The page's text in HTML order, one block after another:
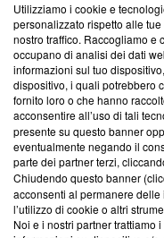
Questa sezione offre
News, sui nostri
creare news di qualità.
‘Trust Project - News
ancora membro del
parte; Trust Project non
conformità agli standard.
Su di noi
Team editoriale
Corporate
Utilizziamo i cookie e
personalizzato rispetto alle
nostro traffico. Raccogliamo e
occupano di analisi dei dati
informazioni sul tuo
dispositivo, i quali potrebbero
fornito loro o che hanno
acconsentire all’uso di tali
presente su questo banner
eventualmente negando il
parte dei partner terzi,
Chiudendo questo banner
acconsenti al permanere
l’utilizzo di cookie o altri
Noi e i nostri partner trattiamo